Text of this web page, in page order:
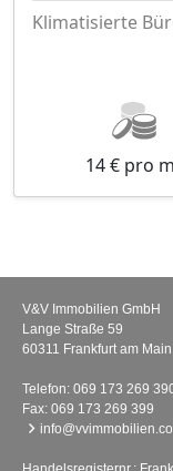
Klimatisierte
14 € pro
V&V Immobilien GmbH
Lange Straße 59
60311 Frankfurt am Main
Telefon: 069 173 269
Fax: 069 173 269 399